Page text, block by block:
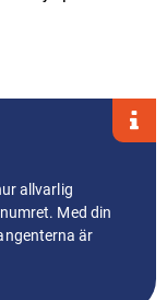
allvarlig
Med din
är